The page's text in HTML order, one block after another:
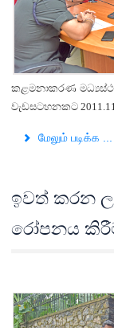
කළමනාකරණ
වැඩසටහනකට
மேலும் படிக்க ...
ඉවත් කරන
රෝපනය